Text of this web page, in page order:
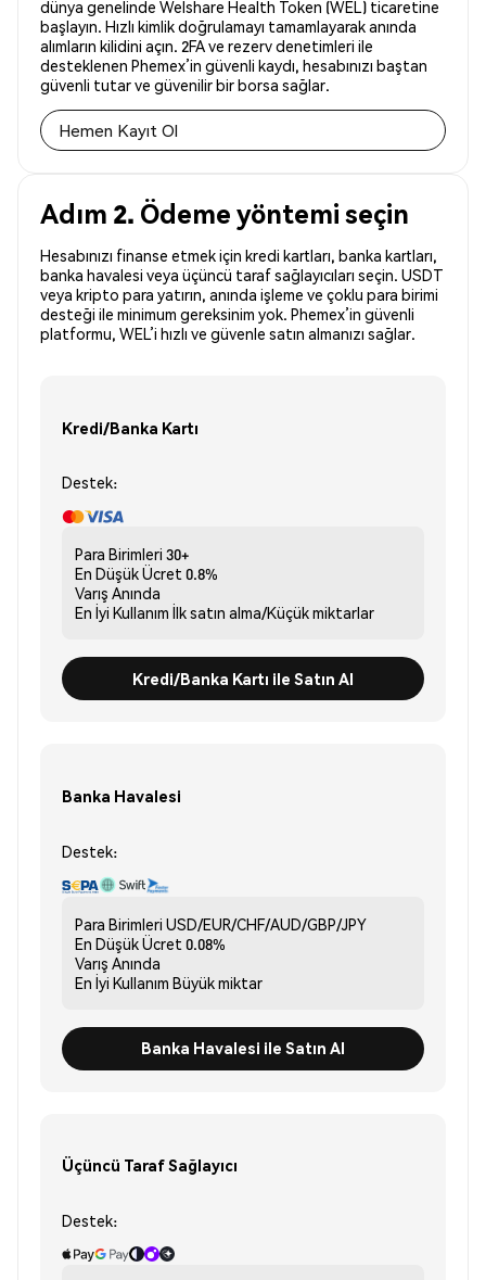
dünya genelinde Welshare Health Token (WEL) ticaretine
başlayın. Hızlı kimlik doğrulamayı tamamlayarak anında
alımların kilidini açın. 2FA ve rezerv denetimleri ile
desteklenen Phemex’in güvenli kaydı, hesabınızı baştan
güvenli tutar ve güvenilir bir borsa sağlar.
Hemen Kayıt Ol
Adım 2. Ödeme yöntemi seçin
Hesabınızı finanse etmek için kredi kartları, banka kartları,
banka havalesi veya üçüncü taraf sağlayıcıları seçin. USDT
veya kripto para yatırın, anında işleme ve çoklu para birimi
desteği ile minimum gereksinim yok. Phemex’in güvenli
platformu, WEL’i hızlı ve güvenle satın almanızı sağlar.
Kredi/Banka Kartı
Destek:
Para Birimleri 30+
En Düşük Ücret 0.8%
Varış Anında
En İyi Kullanım İlk satın alma/Küçük miktarlar
Kredi/Banka Kartı ile Satın Al
Banka Havalesi
Destek:
Para Birimleri USD/EUR/CHF/AUD/GBP/JPY
En Düşük Ücret 0.08%
Varış Anında
En İyi Kullanım Büyük miktar
Banka Havalesi ile Satın Al
Üçüncü Taraf Sağlayıcı
Destek: